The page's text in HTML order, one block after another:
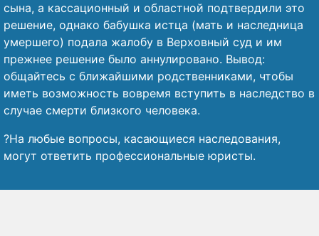
сына, а кассационный и областной подтвердили это
решение, однако бабушка истца (мать и наследница
умершего) подала жалобу в Верховный суд и им
прежнее решение было аннулировано. Вывод:
общайтесь с ближайшими родственниками, чтобы
иметь возможность вовремя вступить в наследство в
случае смерти близкого человека.
?На любые вопросы, касающиеся наследования,
могут ответить профессиональные юристы.